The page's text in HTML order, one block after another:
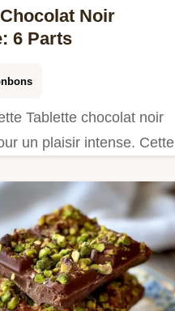
Noir
6 Parts
Tablette chocolat noir
un plaisir intense. Cette
des températures. Prête